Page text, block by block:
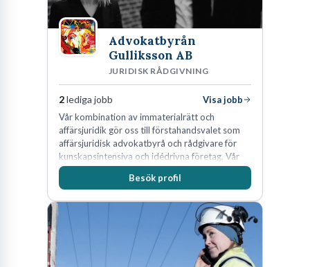
Advokatbyrån
Gulliksson AB
JURIDISK RÅDGIVNING
2lediga jobb
Visa jobb
Vår kombination av immaterialrätt och
affärsjuridik gör oss till förstahandsvalet som
affärsjuridisk advokatbyrå och rådgivare för
kunskapsintensiva och idédrivna företag. Vår
expertis inom IP-tillgångar har gett oss en
marknadsledande position. Våra klienter väljer
skydda, utveckla och kommersialisera
företagets viktigaste tillgångar.
Besök profil